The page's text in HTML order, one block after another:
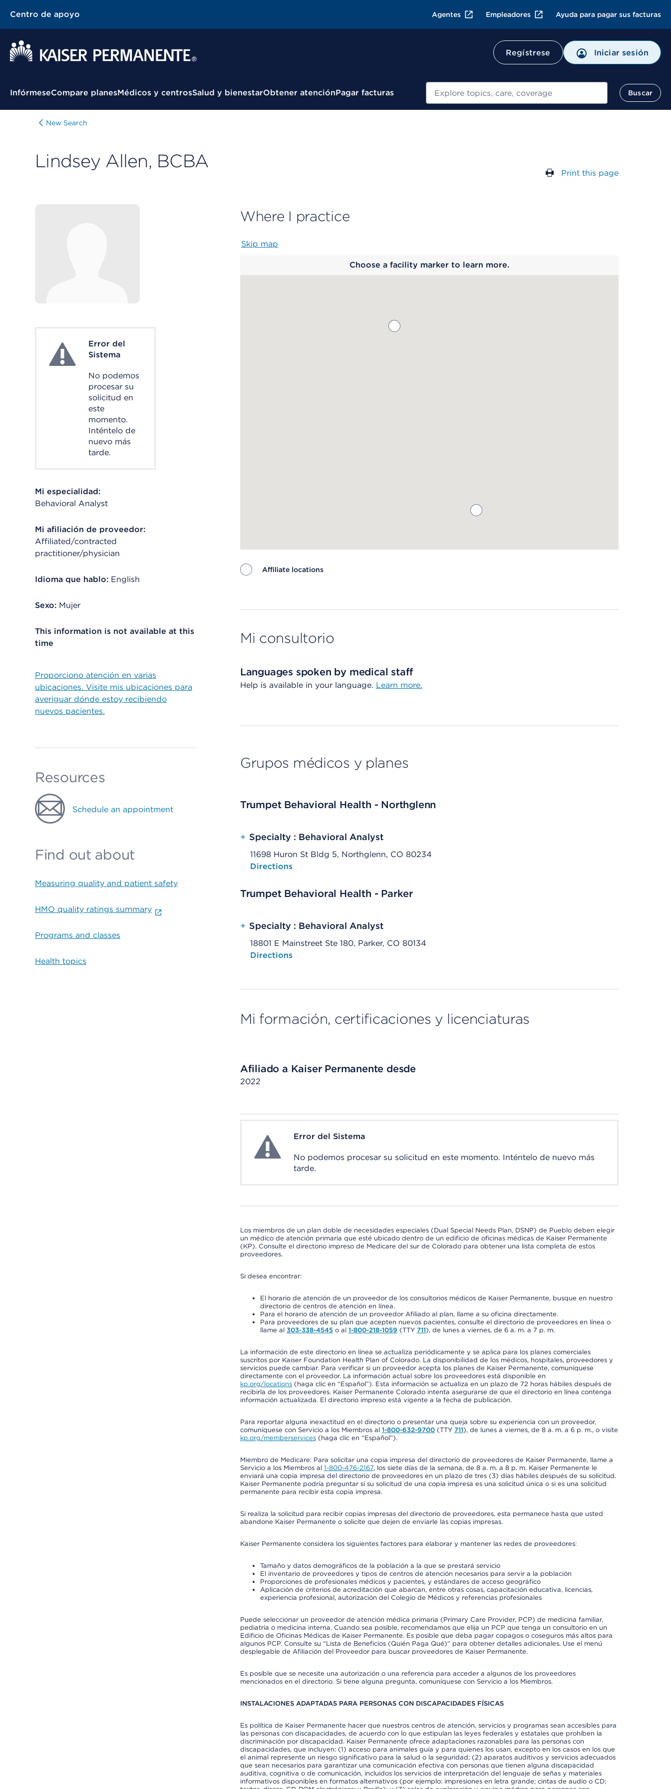
Centro de apoyo Agentes Empleadores Ayuda para pagar sus facturas
Regístrese Iniciar sesión
Menú contextual
InfórmeseCompare planesMédicos y centrosSalud y bienestarObtener atenciónPagar facturas Buscar
Buscar
New Search
Lindsey Allen, BCBA
Print this page
System ErrorError del
Sistema
No podemos
procesar su
solicitud en
este
momento.
Inténtelo de
nuevo más
tarde.
Mi especialidad:
Behavioral Analyst
Mi afiliación de proveedor:
Affiliated/contracted
practitioner/physician
Idioma que hablo: English
Sexo: Mujer
This information is not available at this
time
Proporciono atención en varias
ubicaciones. Visite mis ubicaciones para
averiguar dónde estoy recibiendo
nuevos pacientes.
Resources
Schedule an appointment
Find out about
Measuring quality and patient safety
HMO quality ratings summary
Programs and classes
Health topics
Where I practice
Skip map
Choose a facility marker to learn more.
Affiliate locations
Mi consultorio
Languages spoken by medical staff
Help is available in your language. Learn more.
Grupos médicos y planes
Trumpet Behavioral Health - Northglenn
+ Specialty : Behavioral Analyst
11698 Huron St Bldg 5, Northglenn, CO 80234
Opens native map application on mobile devices
Directions
Trumpet Behavioral Health - Parker
+ Specialty : Behavioral Analyst
18801 E Mainstreet Ste 180, Parker, CO 80134
Opens native map application on mobile devices
Directions
Mi formación, certificaciones y licenciaturas
Afiliado a Kaiser Permanente desde
2022
System ErrorError del Sistema
No podemos procesar su solicitud en este momento. Inténtelo de nuevo más
tarde.
Los miembros de un plan doble de necesidades especiales (Dual Special Needs Plan, DSNP) de Pueblo deben elegir
un médico de atención primaria que esté ubicado dentro de un edificio de oficinas médicas de Kaiser Permanente
(KP). Consulte el directorio impreso de Medicare del sur de Colorado para obtener una lista completa de estos
proveedores.
Si desea encontrar:
El horario de atención de un proveedor de los consultorios médicos de Kaiser Permanente, busque en nuestro
directorio de centros de atención en línea.
Para el horario de atención de un proveedor Afiliado al plan, llame a su oficina directamente.
Para proveedores de su plan que acepten nuevos pacientes, consulte el directorio de proveedores en línea o
llame al 303-338-4545o al 1-800-218-1059 (TTY 711), de lunes a viernes, de 6 a. m. a 7 p. m.
La información de este directorio en línea se actualiza periódicamente y se aplica para los planes comerciales
suscritos por Kaiser Foundation Health Plan of Colorado. La disponibilidad de los médicos, hospitales, proveedores y
servicios puede cambiar. Para verificar si un proveedor acepta los planes de Kaiser Permanente, comuníquese
directamente con el proveedor. La información actual sobre los proveedores está disponible en
kp.org/locations(haga clic en “Español”). Esta información se actualiza en un plazo de 72 horas hábiles después de
recibirla de los proveedores. Kaiser Permanente Colorado intenta asegurarse de que el directorio en línea contenga
información actualizada. El directorio impreso está vigente a la fecha de publicación.
Para reportar alguna inexactitud en el directorio o presentar una queja sobre su experiencia con un proveedor,
comuníquese con Servicio a los Miembros al 1-800-632-9700(TTY 711), de lunes a viernes, de 8 a. m. a 6 p. m., o visite
kp.org/memberservices(haga clic en “Español”).
Miembro de Medicare: Para solicitar una copia impresa del directorio de proveedores de Kaiser Permanente, llame a
Servicio a los Miembros al 1-800-476-2167, los siete días de la semana, de 8 a. m. a 8 p. m. Kaiser Permanente le
enviará una copia impresa del directorio de proveedores en un plazo de tres (3) días hábiles después de su solicitud.
Kaiser Permanente podría preguntar si su solicitud de una copia impresa es una solicitud única o si es una solicitud
permanente para recibir esta copia impresa.
Si realiza la solicitud para recibir copias impresas del directorio de proveedores, esta permanece hasta que usted
abandone Kaiser Permanente o solicite que dejen de enviarle las copias impresas.
Kaiser Permanente considera los siguientes factores para elaborar y mantener las redes de proveedores:
Tamaño y datos demográficos de la población a la que se prestará servicio
El inventario de proveedores y tipos de centros de atención necesarios para servir a la población
Proporciones de profesionales médicos y pacientes, y estándares de acceso geográfico
Aplicación de criterios de acreditación que abarcan, entre otras cosas, capacitación educativa, licencias,
experiencia profesional, autorización del Colegio de Médicos y referencias profesionales
Puede seleccionar un proveedor de atención médica primaria (Primary Care Provider, PCP) de medicina familiar,
pediatría o medicina interna. Cuando sea posible, recomendamos que elija un PCP que tenga un consultorio en un
Edificio de Oficinas Médicas de Kaiser Permanente. Es posible que deba pagar copagos o coseguros más altos para
algunos PCP. Consulte su “Lista de Beneficios (Quién Paga Qué)” para obtener detalles adicionales. Use el menú
desplegable de Afiliación del Proveedor para buscar proveedores de Kaiser Permanente.
Es posible que se necesite una autorización o una referencia para acceder a algunos de los proveedores
mencionados en el directorio. Si tiene alguna pregunta, comuníquese con Servicio a los Miembros.
INSTALACIONES ADAPTADAS PARA PERSONAS CON DISCAPACIDADES FÍSICAS
Es política de Kaiser Permanente hacer que nuestros centros de atención, servicios y programas sean accesibles para
las personas con discapacidades, de acuerdo con lo que estipulan las leyes federales y estatales que prohíben la
discriminación por discapacidad. Kaiser Permanente ofrece adaptaciones razonables para las personas con
discapacidades, que incluyen: (1) acceso para animales guía y para quienes los usan, excepto en los casos en los que
el animal represente un riesgo significativo para la salud o la seguridad; (2) aparatos auditivos y servicios adecuados
que sean necesarios para garantizar una comunicación efectiva con personas que tienen alguna discapacidad
auditiva, cognitiva o de comunicación, incluidos los servicios de interpretación del lenguaje de señas y materiales
informativos disponibles en formatos alternativos (por ejemplo: impresiones en letra grande; cintas de audio o CD;